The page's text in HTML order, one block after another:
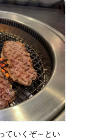
ていくぞ～とい